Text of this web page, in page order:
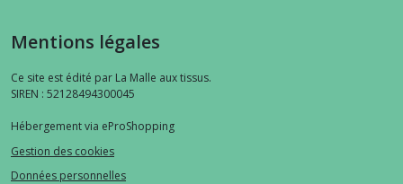
Mentions légales
Ce site est édité par La Malle aux tissus.
SIREN : 52128494300045
Hébergement via eProShopping
Gestion des cookies
Données personnelles